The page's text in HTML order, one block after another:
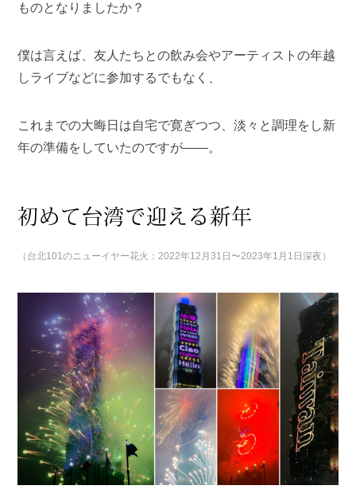
ものとなりましたか？
僕は言えば、友人たちとの飲み会やアーティストの年越
しライブなどに参加するでもなく、
これまでの大晦日は自宅で寛ぎつつ、淡々と調理をし新
年の準備をしていたのですが——。
初めて台湾で迎える新年
（ 台北101のニューイヤー花火 ：2022年12月31日〜2023年1月1日深夜 ）